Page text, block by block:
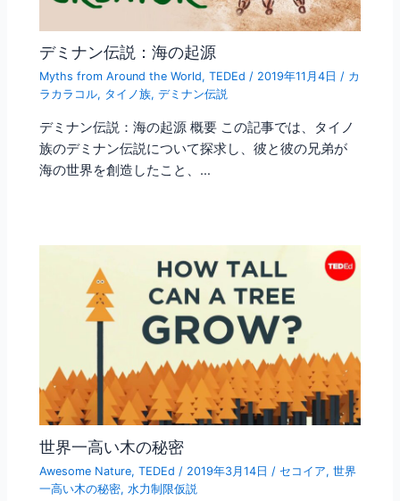
デミナン伝説：海の起源
Myths from Around the World,TEDEd / 2019年11月4日/ カ
ラカラコル, タイノ族,デミナン伝説
デミナン伝説：海の起源 概要 この記事では、タイノ
族のデミナン伝説について探求し、彼と彼の兄弟が
海の世界を創造したこと、…
世界一高い木の秘密
Awesome Nature,TEDEd / 2019年3月14日 / セコイア,世界
一高い木の秘密,水力制限仮説